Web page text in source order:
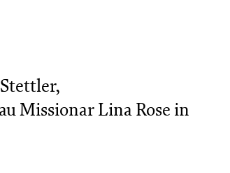
Missionar Lina Rose in